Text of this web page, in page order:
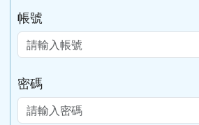
帳號
密碼